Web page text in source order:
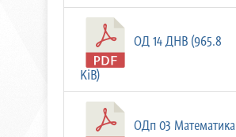
ОД 14 ДНВ (965.8
KiB)
ОДп 03 Математика